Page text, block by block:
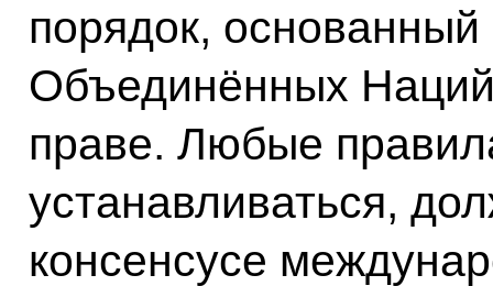
порядок,
Объединённых
праве. Любые
устанавливаться,
консенсусе